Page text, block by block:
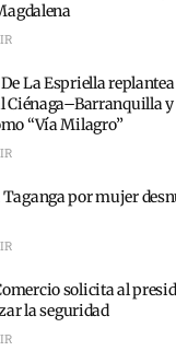
La Espriella replantea
Ciénaga–Barranquilla y
“Vía Milagro”
por mujer
solicita al
la seguridad